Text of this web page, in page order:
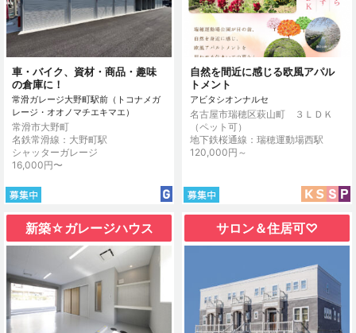
車・バイク、資材・商品・趣味
の倉庫に！
常滑ガレージ大野町駅前（トコナメガ
レージ・オオノマチエキマエ）
常滑市大野町
名鉄常滑線：大野町駅
シャッターガレージ
16,000円〜
自然を間近に感じる欧風アパル
トメント
アビタシオンナルセ
名古屋市瑞穂区萩山町 ３ＬＤＫ
（ペット可）
地下鉄桜通線：瑞穂運動場西駅
120,000円～
新築☆ガレージハウス サロン＆住居可♡